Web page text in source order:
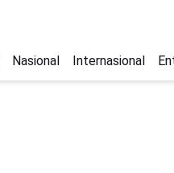
Nasional Internasional